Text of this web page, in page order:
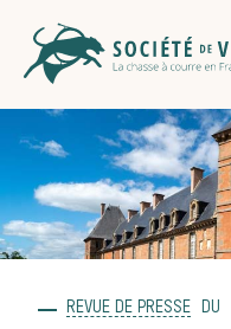
REVUE DE PRESSE